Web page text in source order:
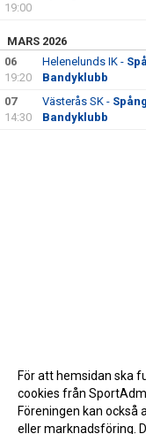
19:00
MARS 2026
06
19:20
Helenelunds IK -
Bandyklubb
07
14:30
Västerås SK -
Bandyklubb
För att hemsidan ska
cookies från
Föreningen kan också
eller marknadsföring.